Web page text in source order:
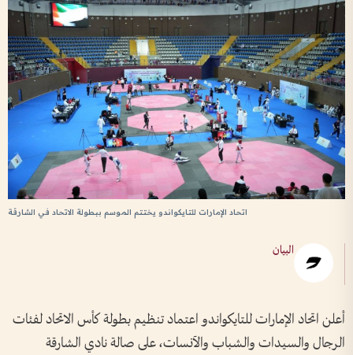
اتحاد الإمارات للتايكواندو يختتم الموسم ببطولة الاتحاد في الشارقة
البيان
أعلن اتحاد الإمارات للتايكواندو اعتماد تنظيم بطولة كأس الاتحاد لفئات
الرجال والسيدات والشباب والآنسات، على صالة نادي الشارقة